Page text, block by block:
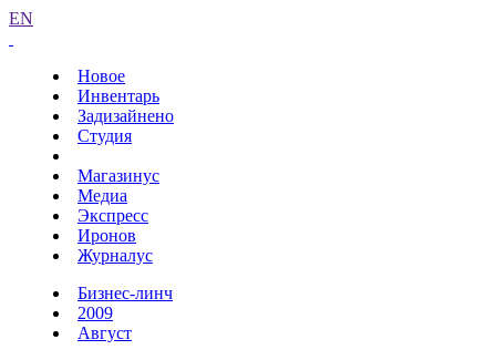
EN
Новое
Инвентарь
Задизайнено
Студия
Магазинус
Медиа
Экспресс
Иронов
Журналус
Бизнес-линч
2009
Август